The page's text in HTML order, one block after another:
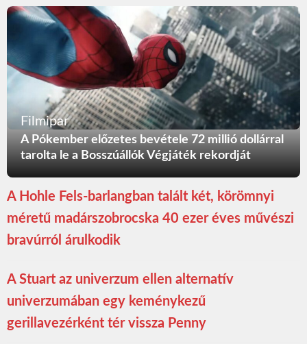
Filmipar
A Pókember előzetes bevétele 72 millió dollárral
tarolta le a Bosszúállók Végjáték rekordját
A Hohle Fels-barlangban talált két, körömnyi
méretű madárszobrocska 40 ezer éves művészi
bravúrról árulkodik
A Stuart az univerzum ellen alternatív
univerzumában egy keménykezű
gerillavezérként tér vissza Penny